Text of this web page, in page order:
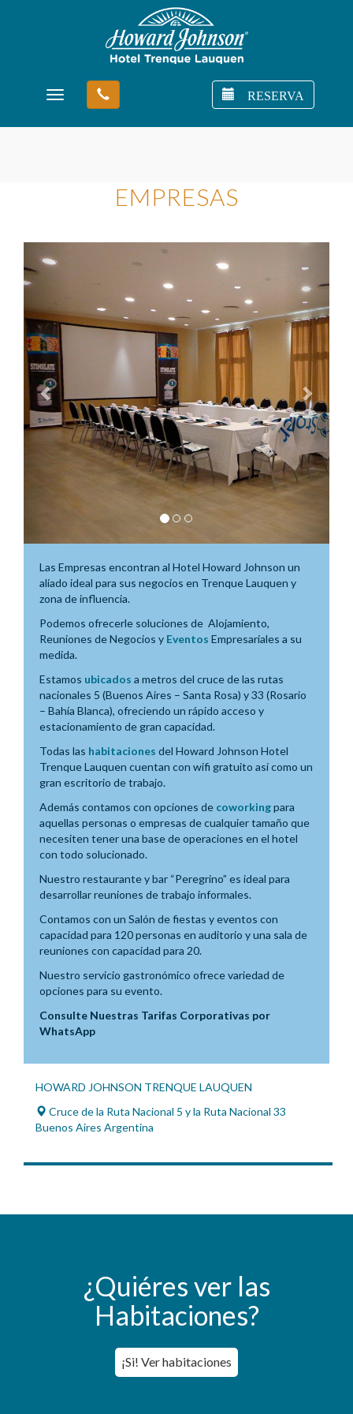
Toggle navigation RESERVA
EMPRESAS
Previous
Las Empresas encontran al Hotel Howard Johnson un
aliado ideal para sus negocios en Trenque Lauquen y
zona de influencia.
Podemos ofrecerle soluciones de Alojamiento,
Reuniones de Negocios y Eventos Empresariales a su
medida.
Estamos ubicados a metros del cruce de las rutas
nacionales 5 (Buenos Aires – Santa Rosa) y 33 (Rosario
– Bahía Blanca), ofreciendo un rápido acceso y
estacionamiento de gran capacidad.
Todas las habitaciones del Howard Johnson Hotel
Trenque Lauquen cuentan con wifi gratuito así como un
gran escritorio de trabajo.
Además contamos con opciones de coworkingpara
aquellas personas o empresas de cualquier tamaño que
necesiten tener una base de operaciones en el hotel
con todo solucionado.
Nuestro restaurante y bar “Peregrino” es ideal para
desarrollar reuniones de trabajo informales.
Contamos con un Salón de fiestas y eventos con
capacidad para 120 personas en auditorio y una sala de
reuniones con capacidad para 20.
Nuestro servicio gastronómico ofrece variedad de
opciones para su evento.
Consulte Nuestras Tarifas Corporativas por
WhatsApp
HOWARD JOHNSON TRENQUE LAUQUEN
Cruce de la Ruta Nacional 5 y la Ruta Nacional 33
Buenos Aires Argentina
¿Quiéres ver las
Habitaciones?
¡Si! Ver habitaciones